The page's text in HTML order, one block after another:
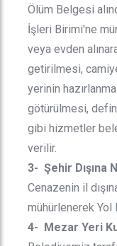
Ölüm Belgesi
İşleri Birimi'ne
veya evden
getirilmesi,
yerinin
götürülmesi,
gibi hizmetler
verilir.
3- Şehir Dışına
Cenazenin il
mühürlenerek
4- Mezar Yeri